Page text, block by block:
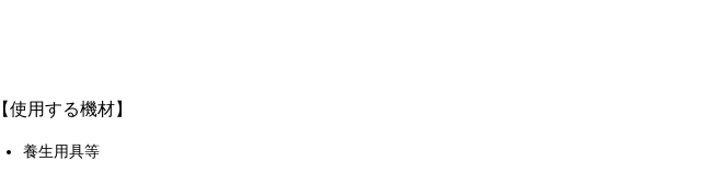
【使用する機材】
養生用具等